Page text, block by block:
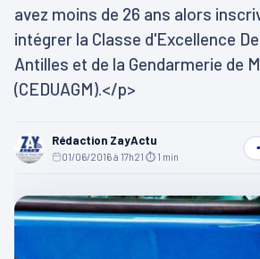
avez moins de 26 ans alors
intégrer la Classe d'Excellence
Antilles et de la Gendarmerie de
(CEDUAGM).</p>
Rédaction ZayActu
01/06/2016 à 17h21 ⏱ 1 min